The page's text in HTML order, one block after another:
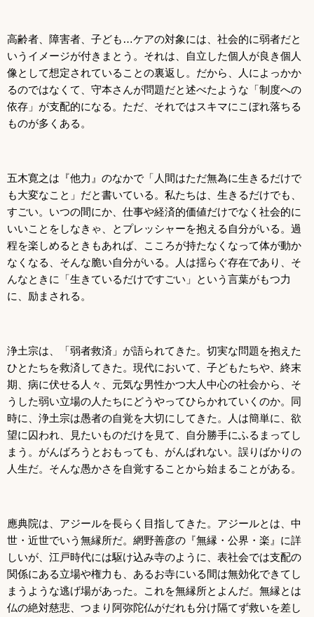
高齢者、障害者、子ども…ケアの対象には、社会的に弱者だと
いうイメージが付きまとう。それは、自立した個人が良き個人
像として想定されていることの裏返し。だから、人によっかか
るのではなくて、守本さんが問題だと述べたような「制度への
依存」が支配的になる。ただ、それではスキマにこぼれ落ちる
ものが多くある。
五木寛之は『他力』のなかで「人間はただ無為に生きるだけで
も大変なこと」だと書いている。私たちは、生きるだけでも、
すごい。いつの間にか、仕事や経済的価値だけでなく社会的に
いいことをしなきゃ、とプレッシャーを抱える自分がいる。過
程を楽しめるときもあれば、こころが持たなくなって体が動か
なくなる、そんな脆い自分がいる。人は揺らぐ存在であり、そ
んなときに「生きているだけですごい」という言葉がもつ力
に、励まされる。
浄土宗は、「弱者救済」が語られてきた。切実な問題を抱えた
ひとたちを救済してきた。現代において、子どもたちや、終末
期、病に伏せる人々、元気な男性かつ大人中心の社会から、そ
うした弱い立場の人たちにどうやってひらかれていくのか。同
時に、浄土宗は愚者の自覚を大切にしてきた。人は簡単に、欲
望に囚われ、見たいものだけを見て、自分勝手にふるまってし
まう。がんばろうとおもっても、がんばれない。誤りばかりの
人生だ。そんな愚かさを自覚することから始まることがある。
應典院は、アジールを長らく目指してきた。アジールとは、中
世・近世でいう無縁所だ。網野善彦の『無縁・公界・楽』に詳
しいが、江戸時代には駆け込み寺のように、表社会では支配の
関係にある立場や権力も、あるお寺にいる間は無効化できてし
まうような逃げ場があった。これを無縁所とよんだ。無縁とは
仏の絶対慈悲、つまり阿弥陀仏がだれも分け隔てず救いを差し